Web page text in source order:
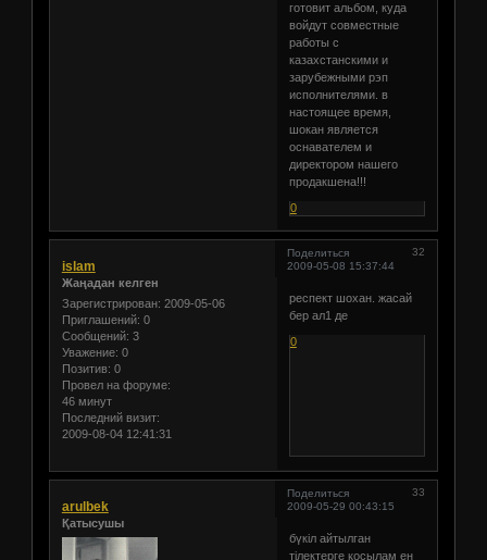
готовит альбом, куда
войдут совместные
работы с
казахстанскими и
зарубежными рэп
исполнителями. в
настоящее время,
шокан является
оснавателем и
директором нашего
продакшена!!!
0
Поделиться
32
2009-05-08 15:37:44
islam
Жаңадан келген
Зарегистрирован: 2009-05-06
Приглашений: 0
Сообщений: 3
Уважение: 0
Позитив: 0
Провел на форуме:
46 минут
Последний визит:
2009-08-04 12:41:31
респект шохан. жасай
бер ал1 де
0
Поделиться
33
2009-05-29 00:43:15
arulbek
Қатысушы
бүкіл айтылган
тілектерге қосылам ен